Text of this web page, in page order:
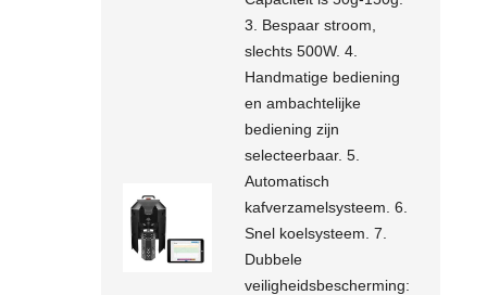
3. Bespaar stroom,
slechts 500W. 4.
Handmatige bediening
en ambachtelijke
bediening zijn
selecteerbaar. 5.
Automatisch
kafverzamelsysteem. 6.
Snel koelsysteem. 7.
Dubbele
veiligheidsbescherming: